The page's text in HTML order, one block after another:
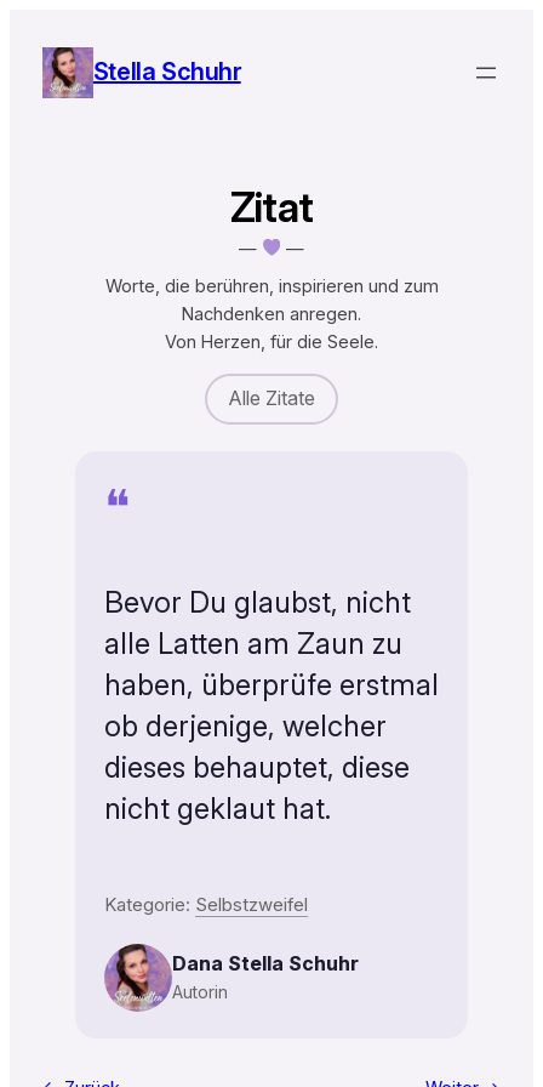
Inhalt
springen
Stella Schuhr
Zitat
—
—
Worte, die berühren, inspirieren und zum
Nachdenken anregen.
Von Herzen, für die Seele.
Alle Zitate
❝
Bevor Du glaubst, nicht
alle Latten am Zaun zu
haben, überprüfe erstmal
ob derjenige, welcher
dieses behauptet, diese
nicht geklaut hat.
Kategorie: Selbstzweifel
Dana Stella Schuhr
Autorin